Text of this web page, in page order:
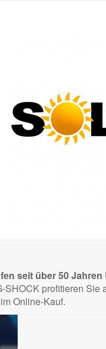
seit über 50
profitieren
Online-Kauf.